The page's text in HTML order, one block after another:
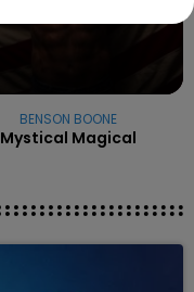
BENSON BOONE
Mystical Magical